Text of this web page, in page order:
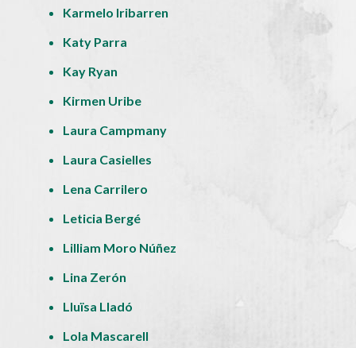
Karmelo Iribarren
Katy Parra
Kay Ryan
Kirmen Uribe
Laura Campmany
Laura Casielles
Lena Carrilero
Leticia Bergé
Lilliam Moro Núñez
Lina Zerón
Lluïsa Lladó
Lola Mascarell